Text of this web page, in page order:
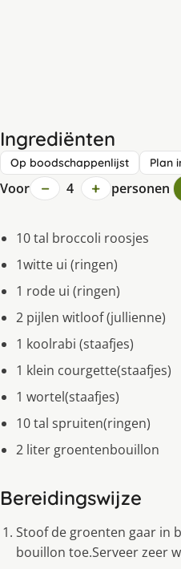
Ingrediënten
Op boodschappenlijst Plan
Voor − 4 + personen
10 tal broccoli roosjes
1witte ui (ringen)
1 rode ui (ringen)
2 pijlen witloof (jullienne)
1 koolrabi (staafjes)
1 klein courgette(staafjes)
1 wortel(staafjes)
10 tal spruiten(ringen)
2 liter groentenbouillon
Bereidingswijze
Stoof de groenten gaar in
bouillon toe.Serveer zeer